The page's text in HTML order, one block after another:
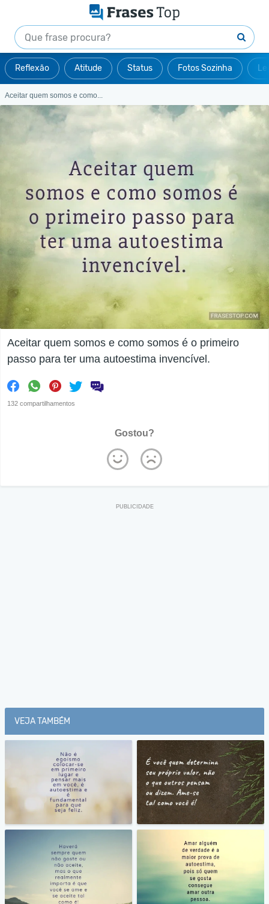
Reflexão Atitude Status Fotos Sozinha
Aceitar quem somos e como...
Aceitar quem somos e como somos é o primeiro
passo para ter uma autoestima invencível.
132 compartilhamentos
Gostou?
VEJA TAMBÉM